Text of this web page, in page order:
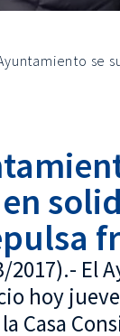
se
2017).- El
hoy
Casa